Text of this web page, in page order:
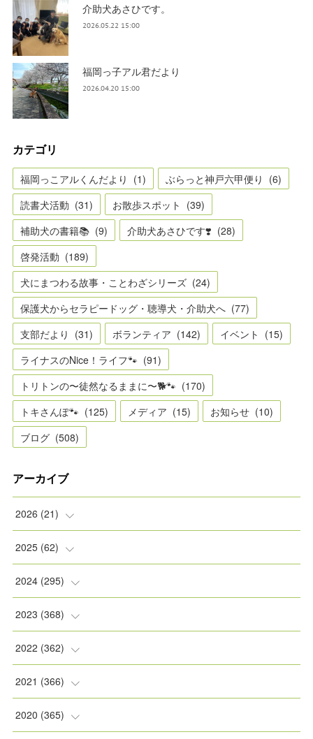
介助犬あさひです。
2026.05.22 15:00
福岡っ子アル君だより
2026.04.20 15:00
カテゴリ
福岡っこアルくんだより (1) ぶらっと神戸六甲便り (6)
読書犬活動 (31) お散歩スポット (39)
補助犬の書籍📚 (9) 介助犬あさひです❣️ (28)
啓発活動 (189)
犬にまつわる故事・ことわざシリーズ (24)
保護犬からセラピードッグ・聴導犬・介助犬へ (77)
支部だより (31) ボランティア (142) イベント (15)
ライナスのNice！ライフ🐾 (91)
トリトンの〜徒然なるままに〜🐕🐾 (170)
トキさんぽ🐾 (125) メディア (15) お知らせ (10)
ブログ (508)
アーカイブ
2026 (21)
(2)
(2)
(2)
(5)
2025 (62)
(8)
(5)
(9)
(1)
2024 (295)
(8)
(11)
(11)
(22)
2023 (368)
(31)
(30)
(31)
2022 (362)
(30)
(30)
2021 (366)
(31)
2020 (365)